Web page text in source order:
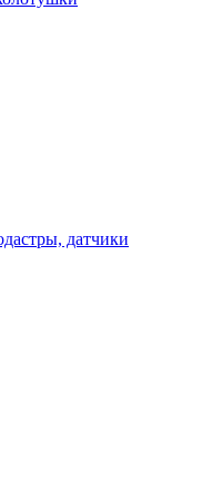
датчики